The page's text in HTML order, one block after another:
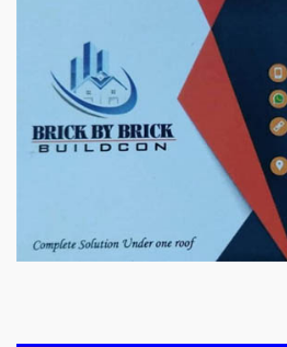
बिरादराने मिलात – अतिना वेलफ़ेयर फाउंडेशन,
स्वयं रोजगार के एक बेहतर अवसर प्रदान करने
को प्रशिक्षित कर उन्हें स्वयं रोजगार सम्मुख
आजीविका के लिए अपना घर छोड़ना न पड़े।
फाउंडेशन – बिहारशरीफ रहबर यूनिट।